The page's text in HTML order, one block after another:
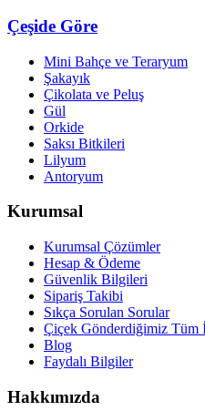
Çeşide Göre
Mini Bahçe ve Teraryum
Şakayık
Çikolata ve Peluş
Gül
Orkide
Saksı Bitkileri
Lilyum
Antoryum
Kurumsal
Kurumsal Çözümler
Hesap & Ödeme
Güvenlik Bilgileri
Sipariş Takibi
Sıkça Sorulan Sorular
Çiçek Gönderdiğimiz Tüm
Blog
Faydalı Bilgiler
Hakkımızda